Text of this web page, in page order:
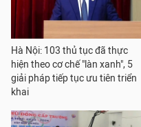
Hà Nội: 103 thủ tục đã thực
hiện theo cơ chế "làn xanh", 5
giải pháp tiếp tục ưu tiên triển
khai